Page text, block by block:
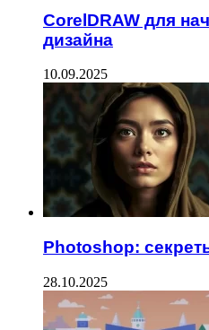
CorelDRAW для
дизайна
10.09.2025
Photoshop:
28.10.2025